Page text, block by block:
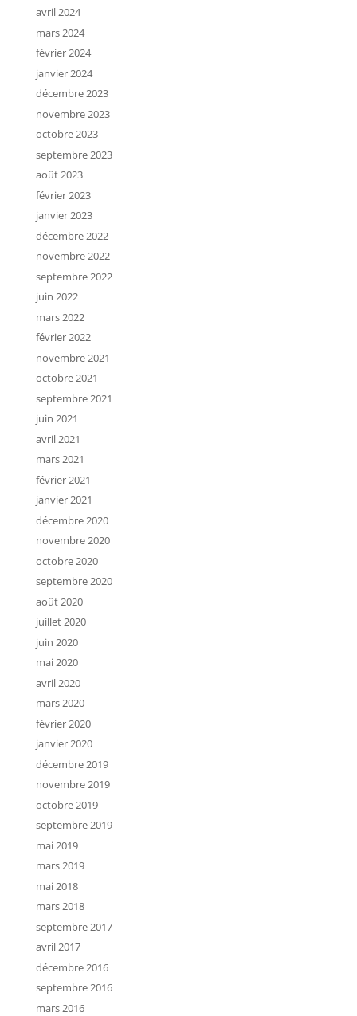
avril 2024
mars 2024
février 2024
janvier 2024
décembre 2023
novembre 2023
octobre 2023
septembre 2023
août 2023
février 2023
janvier 2023
décembre 2022
novembre 2022
septembre 2022
juin 2022
mars 2022
février 2022
novembre 2021
octobre 2021
septembre 2021
juin 2021
avril 2021
mars 2021
février 2021
janvier 2021
décembre 2020
novembre 2020
octobre 2020
septembre 2020
août 2020
juillet 2020
juin 2020
mai 2020
avril 2020
mars 2020
février 2020
janvier 2020
décembre 2019
novembre 2019
octobre 2019
septembre 2019
mai 2019
mars 2019
mai 2018
mars 2018
septembre 2017
avril 2017
décembre 2016
septembre 2016
mars 2016